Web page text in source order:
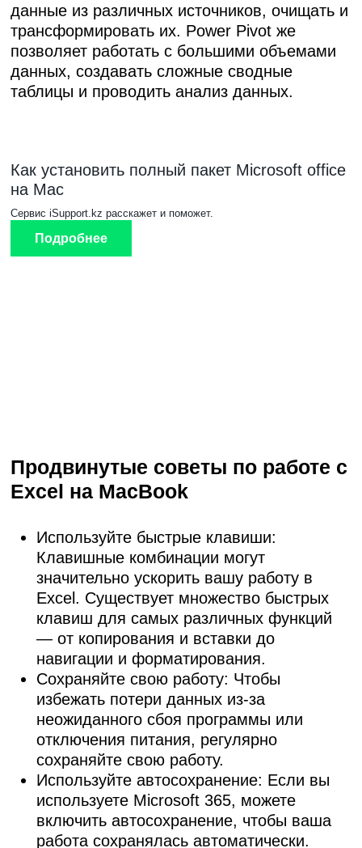
данные из различных источников, очищать и
трансформировать их. Power Pivot же
позволяет работать с большими объемами
данных, создавать сложные сводные
таблицы и проводить анализ данных.
Как установить полный пакет Microsoft office
на Mac
Сервис iSupport.kz расскажет и поможет.
Подробнее
Продвинутые советы по работе с
Excel на MacBook
Используйте быстрые клавиши:
Клавишные комбинации могут
значительно ускорить вашу работу в
Excel. Существует множество быстрых
клавиш для самых различных функций
— от копирования и вставки до
навигации и форматирования.
Сохраняйте свою работу: Чтобы
избежать потери данных из-за
неожиданного сбоя программы или
отключения питания, регулярно
сохраняйте свою работу.
Используйте автосохранение: Если вы
используете Microsoft 365, можете
включить автосохранение, чтобы ваша
работа сохранялась автоматически.